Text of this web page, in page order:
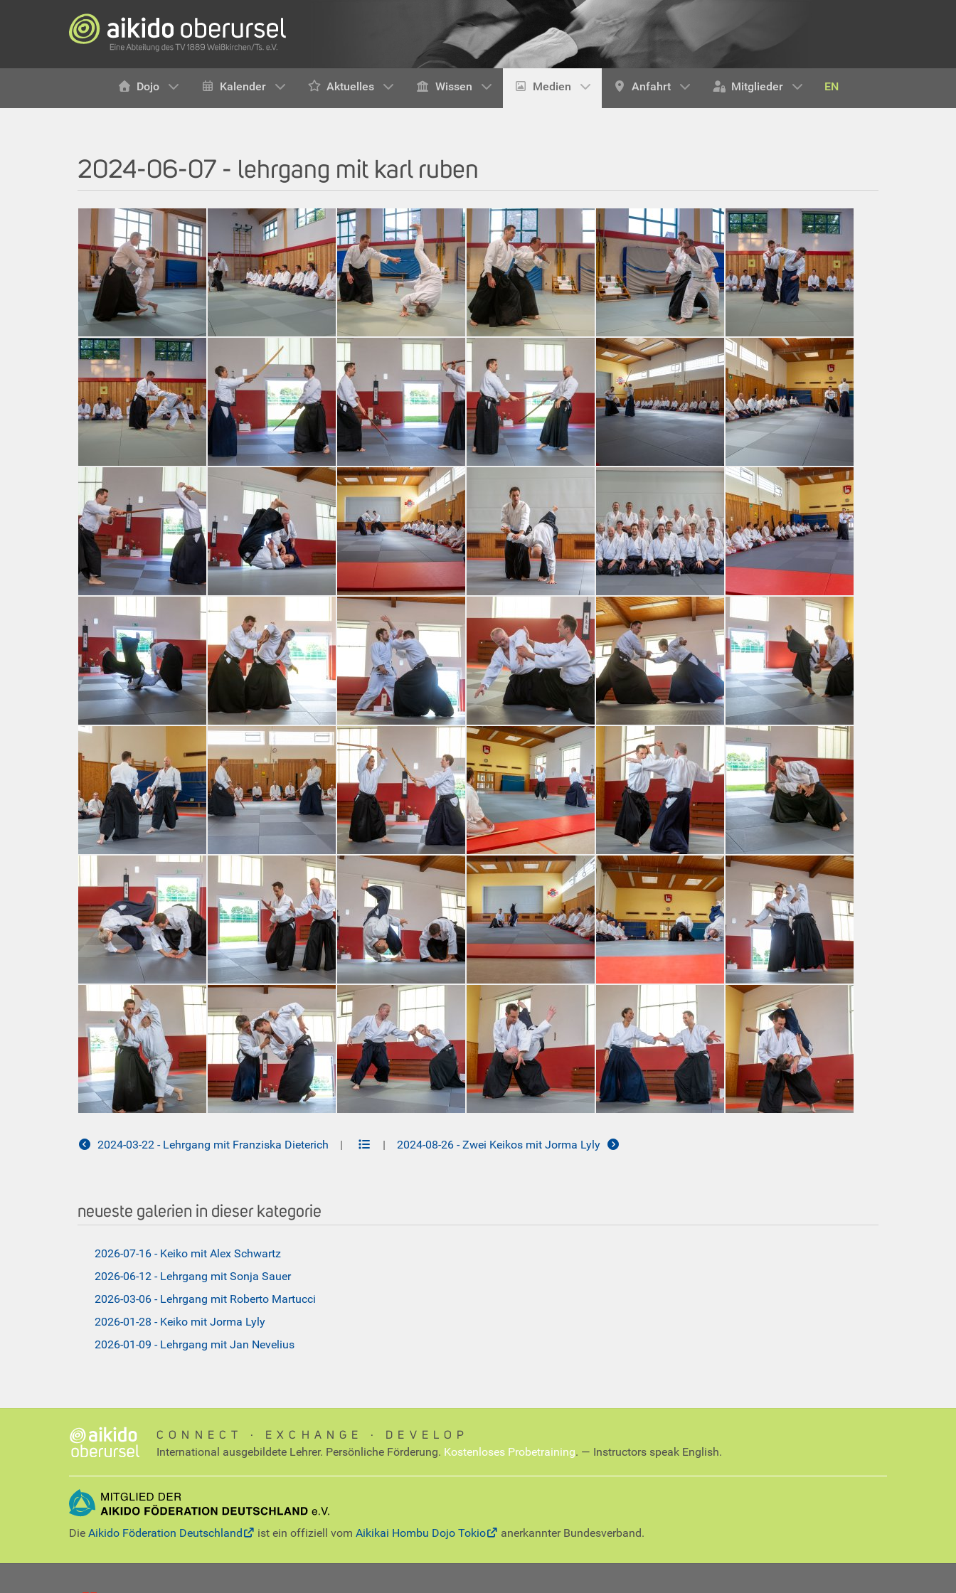
Dojo Kalender Aktuelles Wissen Medien Anfahrt Mitglieder EN
2024-06-07 - lehrgang mit karl ruben
2024-03-22 - Lehrgang mit Franziska Dieterich | | 2024-08-26 - Zwei Keikos mit Jorma Lyly
neueste galerien in dieser kategorie
2026-07-16 - Keiko mit Alex Schwartz
2026-06-12 - Lehrgang mit Sonja Sauer
2026-03-06 - Lehrgang mit Roberto Martucci
2026-01-28 - Keiko mit Jorma Lyly
2026-01-09 - Lehrgang mit Jan Nevelius
CONNECT ∙ EXCHANGE ∙ DEVELOP
International ausgebildete Lehrer. Persönliche Förderung. Kostenloses Probetraining. — Instructors speak English.
Die Aikido Föderation Deutschland ist ein offiziell vom Aikikai Hombu Dojo Tokio anerkannter Bundesverband.